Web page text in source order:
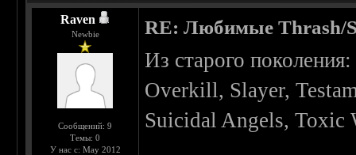
Raven
Newbie
Сообщений: 9
Темы: 0
У нас с: May 2012
RE: Любимые Thrash/
Из старого
Overkill, Slayer,
Suicidal Angels, Toxic